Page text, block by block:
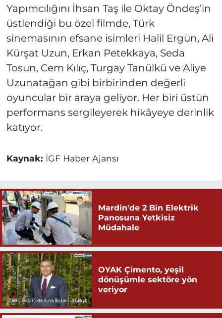
Yapımcılığını İhsan Taş ile Oktay Öndeş’in
üstlendiği bu özel filmde, Türk
sinemasının efsane isimleri Halil Ergün, Ali
Kürşat Uzun, Erkan Petekkaya, Seda
Tosun, Cem Kılıç, Turgay Tanülkü ve Aliye
Uzunatağan gibi birbirinden değerli
oyuncular bir araya geliyor. Her biri üstün
performans sergileyerek hikâyeye derinlik
katıyor.
Kaynak: İGF Haber Ajansı
Mardin'de 2 Bin Elektrik
Panosuna Yetkisiz
Müdahale
OYAK Çimento, yeşil
dönüşümle sektöre yön
veriyor